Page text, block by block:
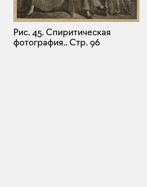
Рис. 45. Спиритическая
фотография.. Стр. 96